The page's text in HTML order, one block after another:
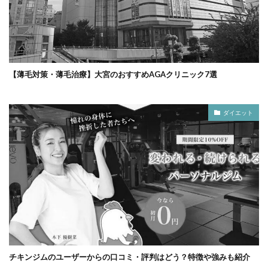
【薄毛対策・薄毛治療】大宮のおすすめAGAクリニック7選
ダイエット
チキンジムのユーザーからの口コミ・評判はどう？特徴や強みも紹介